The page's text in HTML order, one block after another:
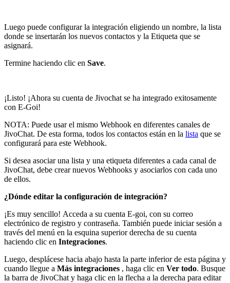
Luego puede configurar la integración eligiendo un nombre, la lista
donde se insertarán los nuevos contactos y la Etiqueta que se
asignará.
Termine haciendo clic en Save.
¡Listo! ¡Ahora su cuenta de Jivochat se ha integrado exitosamente
con E-Goi!
NOTA: Puede usar el mismo Webhook en diferentes canales de
JivoChat. De esta forma, todos los contactos están en la lista que se
configurará para este Webhook.
Si desea asociar una lista y una etiqueta diferentes a cada canal de
JivoChat, debe crear nuevos Webhooks y asociarlos con cada uno
de ellos.
¿Dónde editar la configuración de integración?
¡Es muy sencillo! Acceda a su cuenta E-goi, con su correo
electrónico de registro y contraseña. También puede iniciar sesión a
través del menú en la esquina superior derecha de su cuenta
haciendo clic en Integraciones.
Luego, desplácese hacia abajo hasta la parte inferior de esta página y
cuando llegue a Más integraciones , haga clic en Ver todo. Busque
la barra de JivoChat y haga clic en la flecha a la derecha para editar